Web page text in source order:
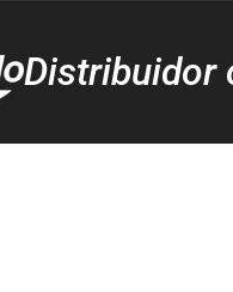
Distribuidor